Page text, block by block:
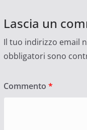
Lascia un
Il tuo indirizzo email
obbligatori sono
Commento *